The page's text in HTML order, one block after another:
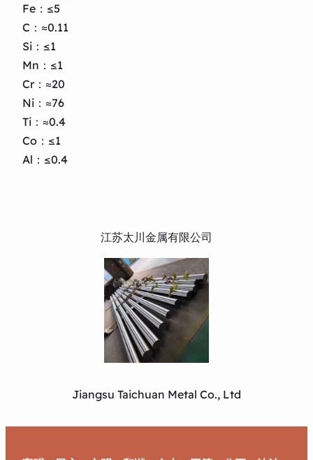
Fe：≤5
C：≈0.11
Si：≤1
Mn：≤1
Cr：≈20
Ni：≈76
Ti：≈0.4
Co：≤1
Al：≤0.4
江苏太川金属有限公司
Jiangsu Taichuan Metal Co., Ltd